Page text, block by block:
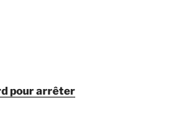
pour arrêter